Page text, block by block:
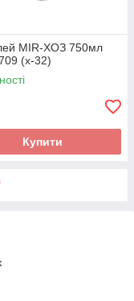
MIR-ХОЗ 750мл
(х-32)
Купити